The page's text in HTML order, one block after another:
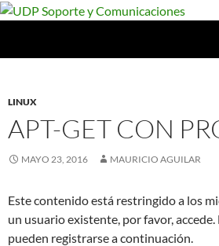
Saltar
LINUX
APT-GET CON
MAYO 23, 2016 MAURICIO AGUILAR
Este contenido está restringido a los
un usuario existente, por favor,
pueden registrarse a continuación.